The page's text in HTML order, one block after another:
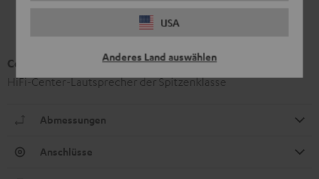
USA
Anderes Land auswählen
Center-Lautsprecher UL 40 C Mk3 18
HiFi-Center-Lautsprecher der Spitzenklasse
Abmessungen
Anschlüsse